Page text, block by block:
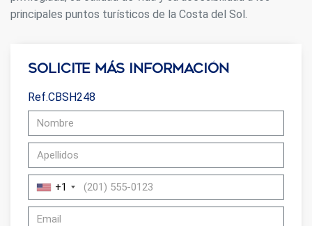
principales puntos turísticos de la Costa del Sol.
Solicite más información
Ref.CBSH248
+1